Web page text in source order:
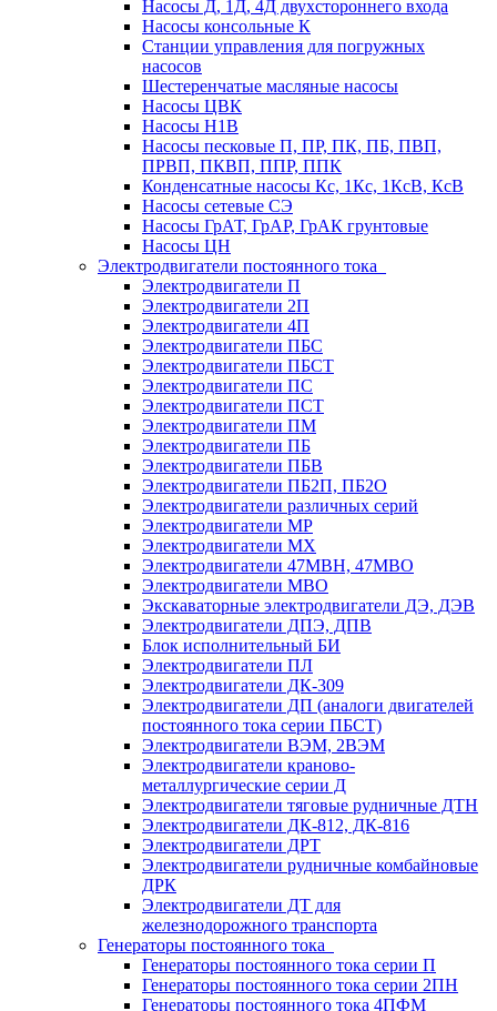
Насосы Д, 1Д, 4Д двухстороннего входа
Насосы консольные К
Станции управления для погружных
насосов
Шестеренчатые масляные насосы
Насосы ЦВК
Насосы Н1В
Насосы песковые П, ПР, ПК, ПБ, ПВП,
ПРВП, ПКВП, ППР, ППК
Конденсатные насосы Кс, 1Кс, 1КсВ, КсВ
Насосы сетевые СЭ
Насосы ГрАТ, ГрАР, ГрАК грунтовые
Насосы ЦН
Электродвигатели постоянного тока
Электродвигатели П
Электродвигатели 2П
Электродвигатели 4П
Электродвигатели ПБС
Электродвигатели ПБСТ
Электродвигатели ПС
Электродвигатели ПСТ
Электродвигатели ПМ
Электродвигатели ПБ
Электродвигатели ПБВ
Электродвигатели ПБ2П, ПБ2О
Электродвигатели различных серий
Электродвигатели МР
Электродвигатели MX
Электродвигатели 47MBH, 47МВО
Электродвигатели MBO
Экскаваторные электродвигатели ДЭ, ДЭВ
Электродвигатели ДПЭ, ДПВ
Блок исполнительный БИ
Электродвигатели ПЛ
Электродвигатели ДК-309
Электродвигатели ДП (аналоги двигателей
постоянного тока серии ПБСТ)
Электродвигатели ВЭМ, 2ВЭМ
Электродвигатели краново-
металлургические серии Д
Электродвигатели тяговые рудничные ДТН
Электродвигатели ДК-812, ДК-816
Электродвигатели ДРТ
Электродвигатели рудничные комбайновые
ДРК
Электродвигатели ДТ для
железнодорожного транспорта
Генераторы постоянного тока
Генераторы постоянного тока серии П
Генераторы постоянного тока серии 2ПН
Генераторы постоянного тока 4ПФМ